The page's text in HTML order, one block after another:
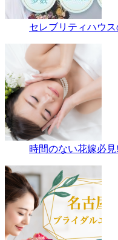
セレブリティハウ
時間のない花嫁必